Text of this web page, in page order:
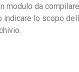
modulo da
lo scopo